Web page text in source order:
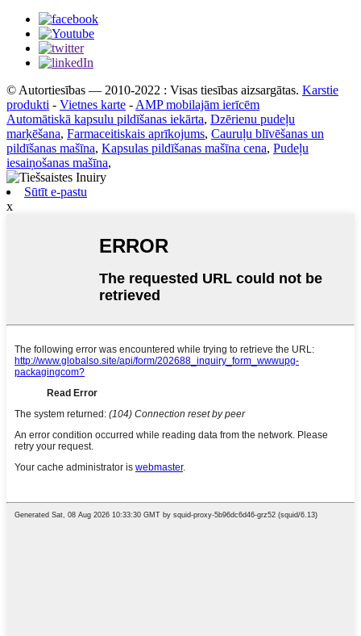
© Autortiesības — 2010-2022 : Visas tiesības aizsargātas. Karstie
produkti - Vietnes karte -AMP mobilajām ierīcēm
Automātiskā kapsulu pildīšanas iekārta, Dzērienu pudeļu
marķēšana, Farmaceitiskais aprīkojums, Cauruļu blīvēšanas un
pildīšanas mašīna, Kapsulas pildīšanas mašīna cena, Pudeļu
iesaiņošanas mašīna,
Sūtīt e-pastu
x